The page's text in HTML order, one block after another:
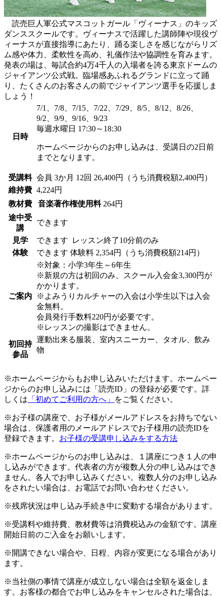
読売巨人軍公式マスコットガール「ヴィーナス」のキッズ
ダンススクールです。ヴィーナスで活躍した講師陣や現役ヴ
ィーナスが直接指導にあたり、踊る楽しさを感じながらリズ
ム感や体力、柔軟性を高め、礼儀作法や協調性を育みます。
発表の場は、毎試合約4万4千人の入場者を誇る東京ドームの
ジャイアンツ公式戦。臨場感あふれるグランドに立って踊
り、たくさんのお客さんの前でジャイアンツ選手を応援しま
しょう！
日時
7/1、7/8、7/15、7/22、7/29、8/5、8/12、8/26、
9/2、9/9、9/16、9/23
毎週水曜日 17:30～18:30
ホームページからのお申し込みは、受講日の2日前
までとなります。
受講料 会員 3か月 12回 26,400円（うち消費税額2,400円）
維持費 4,224円
教材費
音楽著作権使用料 264円
途中受
講
できます
見学 できます
レッスン終了10分前のみ
体験
できます 体験料 2,354円（うち消費税額214円）
ご案内
※対象：小学3年生～6年生
※新規の方は初回のみ、スクール入会金3,300円が
かかります。
※よみうりカルチャーの入会は小学生以下は入会
金無料。
会員発行手数料220円が必要です。
※レッスンの撮影はできません。
初回持
参品
運動出来る服装、室内スニーカー、タオル、飲み
物
※ホームページからもお申し込みいただけます。ホームペー
ジからのお申し込みには「読売ID」の登録が必要です。詳
しくは 「初めてご利用の方へ」 をご覧ください。
※お子様の講座で、お子様がメールアドレスをお持ちでない
場合は、保護者用のメールアドレスでお子様用の読売IDを
登録できます。 お子様の受講申し込みをする方法
※ホームページからのお申し込みは、１講座につき１人の申
し込みができます。代表者の方が複数人分の申し込みはでき
ません。各人でお申し込みください。複数人分のお申し込み
をされたい場合は、お電話でお問い合わせください。
※残席状況は申し込み手続き中に変動する場合があります。
※受講料や維持費、教材費等は消費税込みの金額です。講座
開始日前のご入金をお願いします。
※開講できない場合や、日程、内容が変更になる場合があり
ます。
※当社側の事情で講座が成立しない場合は全額を返金しま
す。お客様の都合でお申し込みをキャンセルされた場合は、